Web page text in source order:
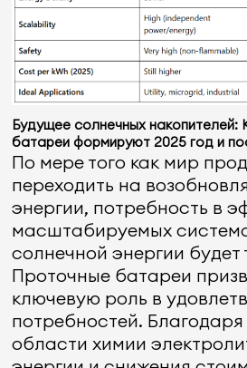
Будущее солнечных накопителей:
батареи формируют 2025 год и
По мере того как мир
переходить на
энергии, потребность в
масштабируемых
солнечной энергии будет
Проточные батареи
ключевую роль в
потребностей.
области химии